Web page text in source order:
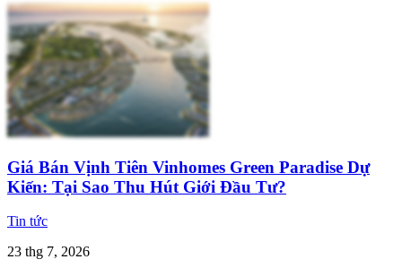
Giá Bán Vịnh Tiên Vinhomes Green Paradise Dự
Kiến: Tại Sao Thu Hút Giới Đầu Tư?
Tin tức
23 thg 7, 2026